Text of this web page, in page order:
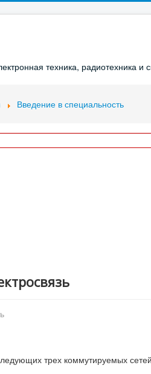
техника, радиотехника и
Введение в специальность
трех коммутируемых